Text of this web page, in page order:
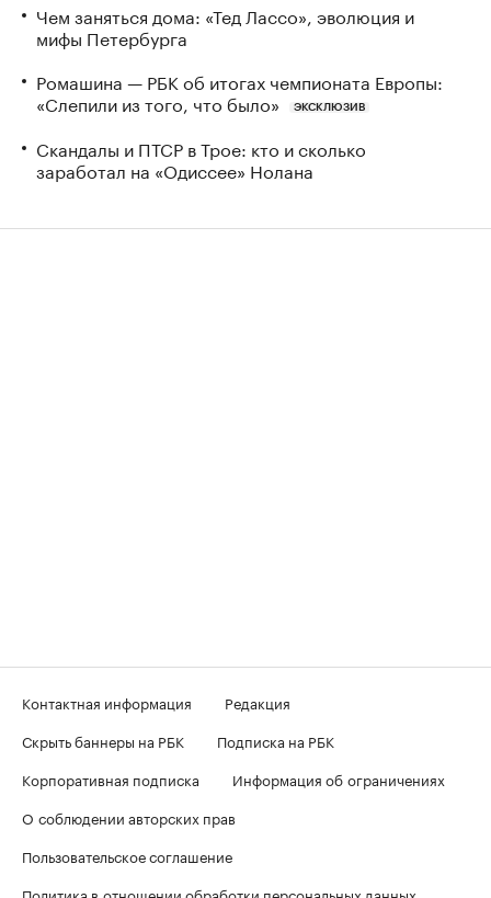
Чем заняться дома: «Тед Лассо», эволюция и
мифы Петербурга
Ромашина — РБК об итогах чемпионата Европы:
«Слепили из того, что было»
ЭКСКЛЮЗИВ
Скандалы и ПТСР в Трое: кто и сколько
заработал на «Одиссее» Нолана
Контактная информация
Редакция
Скрыть баннеры на РБК
Подписка на РБК
Корпоративная подписка
Информация об ограничениях
О соблюдении авторских прав
Пользовательское соглашение